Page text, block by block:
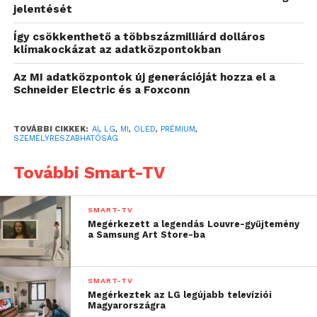
technológiájának köszönhetően, amely a
kvantumpontos megoldást váltja fel. Ez az
egyedülálló technológia lehetővé teszi, hogy a
háttérvilágításból származó fényekkel a készülék a
korábbinál tisztább, valósághűbb színeket jelenítsen
A Dynamic QNED Color Solution integrálásával a
for Color Volume globális tesztelő szervezet
képernyő képes torzítás nélkül megjeleníteni az
eredeti képek színeit.
A 2025-ös QNED evo (QNED9M) True Wireless 4K
technológiával érkezik. Ez a fejlesztés tavaly még
kizárólag a csúcskategóriás OLED evo modellekhez
(M sorozat) tartozott, mostantól viszont elérhető
jelentését
Így csökkenthető a többszázmilliárd dolláros
klímakockázat az adatközpontokban
Az MI adatközpontok új generációját hozza el a
Schneider Electric és a Foxconn
TOVÁBBI CIKKEK: AI, LG, MI, OLED, PRÉMIUM,
SZEMÉLYRESZABHATÓSÁG
További Smart-TV
SMART-TV
Megérkezett a legendás Louvre-gyűjtemény
a Samsung Art Store-ba
SMART-TV
Megérkeztek az LG legújabb televíziói
Magyarországra